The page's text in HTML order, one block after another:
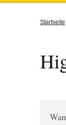
Startseite